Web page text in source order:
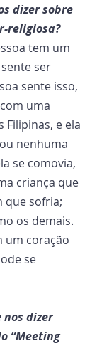
dizer sobre
religiosa?
tem um
ser
sente isso,
uma
Filipinas, e ela
nenhuma
se comovia,
criança que
que sofria;
os demais.
um coração
se
nos dizer
“Meeting